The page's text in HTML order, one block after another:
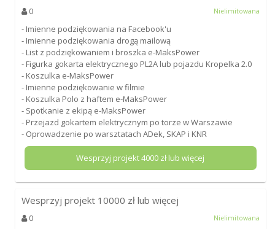
0 Nielimitowana
- Imienne podziękowania na Facebook'u
- Imienne podziękowania drogą mailową
- List z podziękowaniem i broszka e-MaksPower
- Figurka gokarta elektrycznego PL2A lub pojazdu Kropelka 2.0
- Koszulka e-MaksPower
- Imienne podziękowanie w filmie
- Koszulka Polo z haftem e-MaksPower
- Spotkanie z ekipą e-MaksPower
- Przejazd gokartem elektrycznym po torze w Warszawie
- Oprowadzenie po warsztatach ADek, SKAP i KNR
Wesprzyj projekt4000 zł lub więcej
Wesprzyj projekt 10000 zł lub więcej
0 Nielimitowana